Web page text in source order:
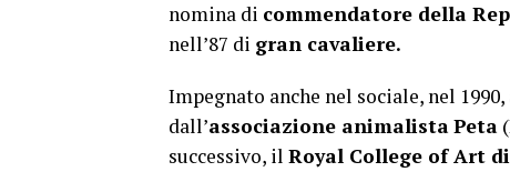
nomina di commendatore della
nell’87 di gran cavaliere.
Impegnato anche nel sociale, nel 1990,
dall’associazione animalistaPeta
successivo, il Royal College of Art